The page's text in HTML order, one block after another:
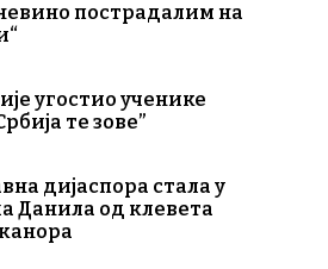
пострадалим на
угостио ученике
те зове”
дијаспора стала у
Данила од клевета